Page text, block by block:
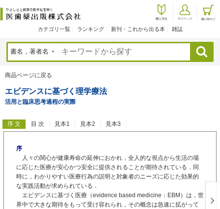
カテゴリ一覧 ランキング 新刊・これから出る本 雑誌
検索
商品ページに戻る
エビデンスに基づく理学療法
活用と臨床思考過程の実際
序 文 目 次 見本1 見本2 見本3
序
人々の関心が健康寿命の延伸におかれ，全人的な視点から生活の場
に応じた医療が安心かつ安全に提供されることが期待されている．同
時に，わかりやすい医療行為の説明と対象者のニーズに応じた効果的
な実践活動が求められている．
エビデンスに基づく医療（evidence based medicine：EBM）は，世
界中で大きな期待をもって受け容れられ，その概念は急速に拡がって